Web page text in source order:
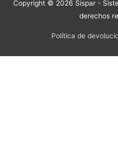
Copyright © 2026 Sispar -
derechos
Política de